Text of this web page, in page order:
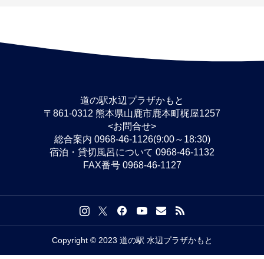
道の駅水辺プラザかもと
〒861-0312 熊本県山鹿市鹿本町梶屋1257
<お問合せ>
総合案内 0968-46-1126(9:00～18:30)
宿泊・貸切風呂について 0968-46-1132
FAX番号 0968-46-1127
Copyright © 2023 道の駅 水辺プラザかもと